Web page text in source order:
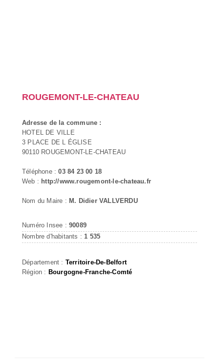
ROUGEMONT-LE-CHATEAU
Adresse de la commune :
HOTEL DE VILLE
3 PLACE DE L ÉGLISE
90110 ROUGEMONT-LE-CHATEAU
Téléphone :03 84 23 00 18
Web : http://www.rougemont-le-chateau.fr
Nom du Maire : M. Didier VALLVERDU
Numéro Insee : 90089
Nombre d'habitants : 1 535
Département : Territoire-De-Belfort
Région : Bourgogne-Franche-Comté